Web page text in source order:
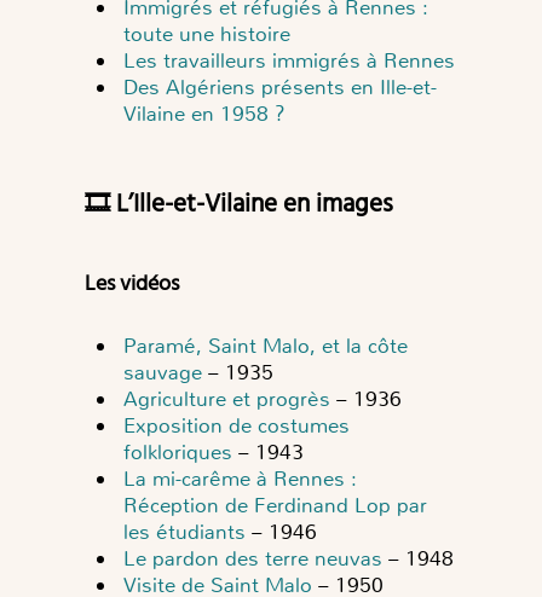
Immigrés et réfugiés à Rennes :
toute une histoire
Les travailleurs immigrés à Rennes
Des Algériens présents en Ille-et-
Vilaine en 1958 ?
🎞️ L’Ille-et-Vilaine en images
Les vidéos
Paramé, Saint Malo, et la côte
sauvage – 1935
Agriculture et progrès – 1936
Exposition de costumes
folkloriques – 1943
La mi-carême à Rennes :
Réception de Ferdinand Lop par
les étudiants – 1946
Le pardon des terre neuvas – 1948
Visite de Saint Malo – 1950